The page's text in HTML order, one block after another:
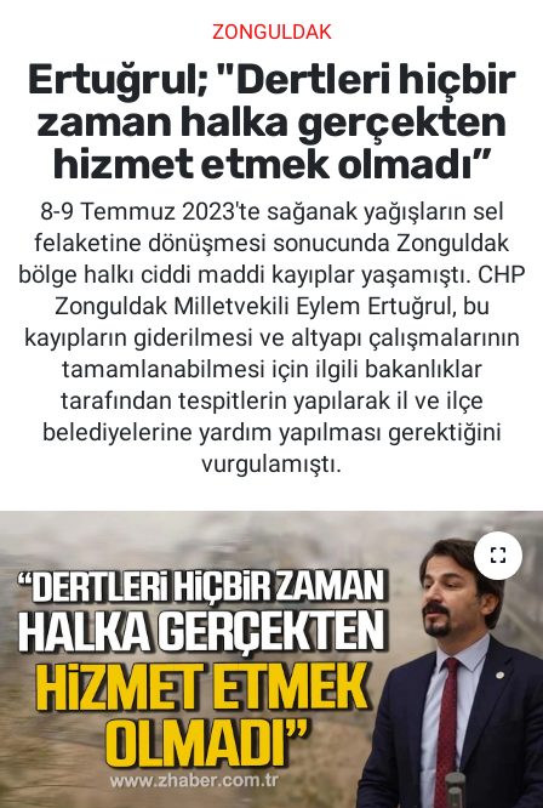
ZONGULDAK
Ertuğrul; "Dertleri hiçbir
zaman halka gerçekten
hizmet etmek olmadı”
8-9 Temmuz 2023'te sağanak yağışların sel
felaketine dönüşmesi sonucunda Zonguldak
bölge halkı ciddi maddi kayıplar yaşamıştı. CHP
Zonguldak Milletvekili Eylem Ertuğrul, bu
kayıpların giderilmesi ve altyapı çalışmalarının
tamamlanabilmesi için ilgili bakanlıklar
tarafından tespitlerin yapılarak il ve ilçe
belediyelerine yardım yapılması gerektiğini
vurgulamıştı.
SPOR
SAĞLIK